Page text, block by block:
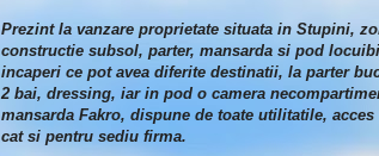
Prezint la vanzare proprietate situata in Stupini,
constructie subsol, parter, mansarda si pod
incaperi ce pot avea diferite destinatii, la parter
2 bai, dressing, iar in pod o camera
mansarda Fakro, dispune de toate utilitatile,
cat si pentru sediu firma.